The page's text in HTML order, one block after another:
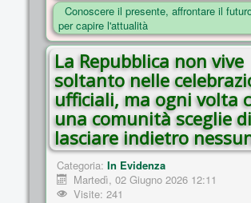
Conoscere il presente, affrontare il
per capire l'attualità
La Repubblica non vive
soltanto nelle
ufficiali, ma ogni volta
una comunità sceglie
lasciare indietro
Categoria: In Evidenza
Martedì, 02 Giugno 2026 12:11
Visite: 241